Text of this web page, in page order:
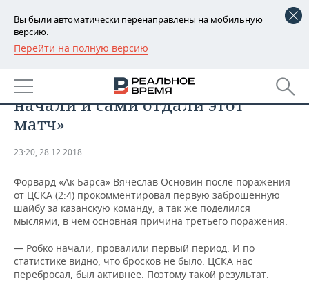
Вы были автоматически перенаправлены на мобильную
версию.
Перейти на полную версию
РЕГИОНЫ
БАШКОРТОСТАН
ТАТАРСТАН
НОВОСТИ
АНАЛИТИКА
ДЕКЛАРАЦИИ О ДОХОДАХ
КОРОЛИ ГОСЗАКАЗА ПФО
КОМУ ПРИНАДЛЕЖАТ
ТОРГОВЫЕ ЦЕНТРЫ
НОВОСТИ ЭКОНОМИКИ
ФИНАНСЫ
БЮДЖЕТ
ПРОМЫШЛЕННОСТЬ
НОВОСТИ
ПРОМЫШЛЕННОСТИ
АГРОПРОМ
МАШИНОСТРОЕНИЕ
НЕДВИЖИМОСТЬ
НОВОСТИ АВТО
БИЗНЕС
Вячеслав Основин: «Робко
начали и сами отдали этот
матч»
23:20, 28.12.2018
Форвард «Ак Барса» Вячеслав Основин после поражения
от ЦСКА (2:4) прокомментировал первую заброшенную
шайбу за казанскую команду, а так же поделился
мыслями, в чем основная причина третьего поражения.
— Робко начали, провалили первый период. И по
статистике видно, что бросков не было. ЦСКА нас
перебросал, был активнее. Поэтому такой результат.